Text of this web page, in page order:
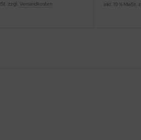
zzgl. Versandkosten
inkl. 19 % MwSt.